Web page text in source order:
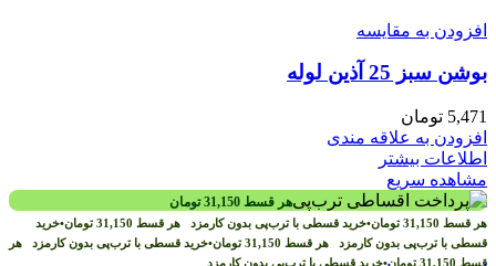
افزودن به مقایسه
بوشن سبز 25 آذین لوله
5,471 تومان
افزودن به علاقه مندی
اطلاعات بیشتر
مشاهده سریع
هر قسط 31,150 تومان
هر قسط 31,150 تومان•خرید قسطی با ترب‌پی بدون کارمزد هر قسط 31,150 تومان•خرید
قسطی با ترب‌پی بدون کارمزد هر قسط 31,150 تومان•خرید قسطی با ترب‌پی بدون کارمزد هر
قسط 31,150 تومان•خرید قسطی با ترب‌پی بدون کارمزد